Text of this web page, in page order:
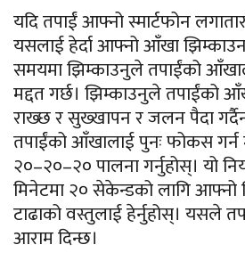
यदि तपाईं आफ्नो स्मार्टफोन
यसलाई हेर्दा आफ्नो आँखा
समयमा झिम्काउनुले तपाईंको
मद्दत गर्छ। झिम्काउनुले तपाईंको
राख्छ र सुख्खापन र जलन पैदा
तपाईंको आँखालाई पुनः फोकस गर्न
२०–२०–२० पालना गर्नुहोस्। यो
मिनेटमा २० सेकेन्डको लागि आफ्नो
टाढाको वस्तुलाई हेर्नुहोस्। यसले
आराम दिन्छ।